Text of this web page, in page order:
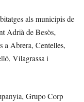
als municipis de
Adrià de Besòs,
a Abrera, Centelles,
Vilagrassa i
Grupo Corp